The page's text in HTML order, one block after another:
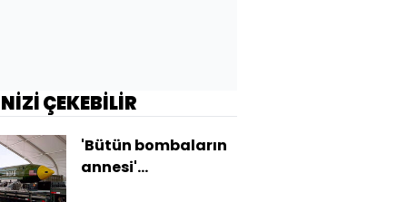
ÇEKEBİLİR
'Bütün bombaların
annesi'